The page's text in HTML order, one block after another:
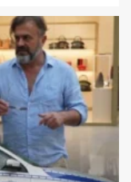
'Meč
između Srbije i